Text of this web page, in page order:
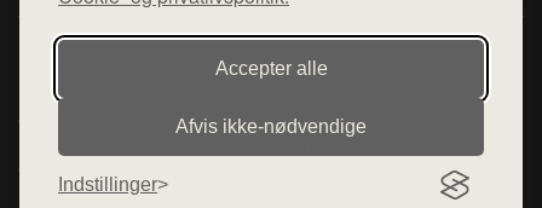
Accepter alle
Afvis ikke‑nødvendige
Indstillinger
Denne side er en del af want.dk, der udgiver en række
hjemmesider med præsentation af forskellige produkter fra
diverse webshops. Der sælges ikke varer fra denne side - vi
henviser til de shops, som sælger varen. Vi har heller ikke
varerne på lager.